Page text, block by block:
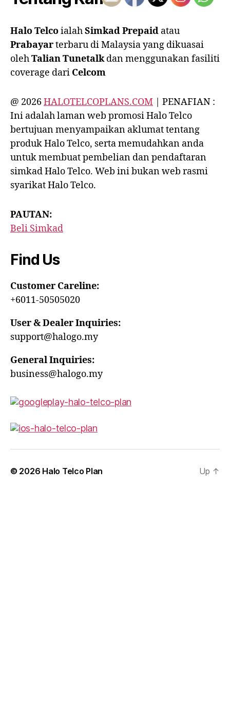
Halo TelcoialahSimkad Prepaid atau
Prabayarterbaru di Malaysia yang dikuasai
olehTalian Tunetalkdan menggunakan fasiliti
coverage dari Celcom
@ 2026HALOTELCOPLANS.COM | PENAFIAN :
Ini adalah laman web promosi Halo Telco
bertujuan menyampaikan aklumat tentang
produk Halo Telco, serta memudahkan anda
untuk membuat pembelian dan pendaftaran
simkad Halo Telco. Web ini bukan web rasmi
syarikat Halo Telco.
PAUTAN:
Beli Simkad
Find Us
Customer Careline:
+6011-50505020
User & Dealer Inquiries:
support@halogo.my
General Inquiries:
business@halogo.my
© 2026 Halo Telco Plan Up ↑